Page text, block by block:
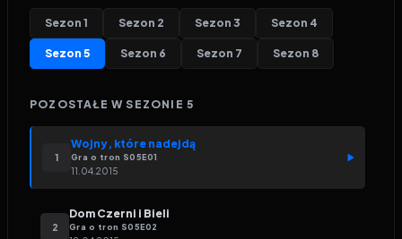
Sezon 1 Sezon 2 Sezon 3 Sezon 4
Sezon 5 Sezon 6 Sezon 7 Sezon 8
POZOSTAŁE W SEZONIE 5
1
Wojny, które nadejdą
Gra o tron S05E01
11.04.2015
2
Dom Czerni i Bieli
Gra o tron S05E02